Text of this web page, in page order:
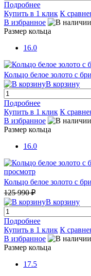
Подробнее
Купить в 1 клик К
В избранное
Размер кольца
16.0
Кольцо белое золото с
В корзину
Подробнее
Купить в 1 клик К
В избранное
Размер кольца
16.0
просмотр
Кольцо белое золото с
125 990 ₽
В корзину
Подробнее
Купить в 1 клик К
В избранное
Размер кольца
17.5